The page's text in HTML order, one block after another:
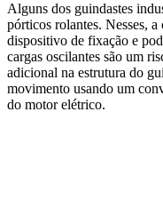
Alguns dos guindastes
pórticos rolantes. Nesses, a
dispositivo de fixação e
cargas oscilantes são um
adicional na estrutura do
movimento usando um
do motor elétrico.